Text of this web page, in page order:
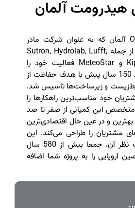
هیدرومت آلمان
شرکت OTT Hydromet آلمان که به ‌عنوان شرکت مادر
برندهای مشهور جهانی از جمله Sutron, Hydrolab, Lufft,
Kipp & Zonen, Adcon و MeteoStar فعالیت خود را
گسترش می‌دهد، حدود 150 سال پیش با هدف حفاظت از
و زیرساخت‌ها تاسیس شد.
خود مناسب‌ترین راهکارها را
متخصص این کمپانی از صفر تا صد
بهترین و در عین حال اقتصادی‌ترین
مشتریان را طراحی می‌کند. این
شرکت و برندهای تحت نظر آن، جمعا بیش از 580 سال
اروپایی را به پروژه شما اضافه